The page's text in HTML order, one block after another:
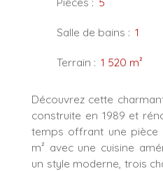
Salle de bains : 1
Terrain : 1 520 m²
Découvrez cette
construite en 1989 et
temps offrant une pièce
m² avec une cuisine
un style moderne, trois